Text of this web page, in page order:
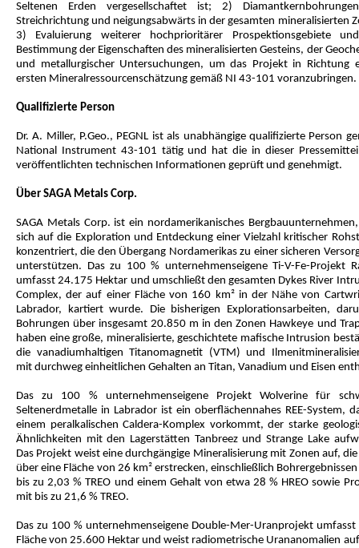
Seltenen Erden vergesellschaftet ist; 2)
Streichrichtung und neigungsabwärts in der gesamten mineralisierten
3) Evaluierung weiterer hochprioritärer Prospektionsgebiete
Bestimmung der Eigenschaften des mineralisierten Gesteins, der
und metallurgischer Untersuchungen, um das Projekt in Richtung
ersten Mineralressourcenschätzung gemäß NI 43-101 voranzubringen.
Qualifizierte Person
Dr. A. Miller, P.Geo., PEGNL ist als unabhängige qualifizierte Person
National Instrument 43-101 tätig und hat die in dieser
veröffentlichten technischen Informationen geprüft und genehmigt.
Über SAGA Metals Corp.
SAGA Metals Corp. ist ein nordamerikanisches
sich auf die Exploration und Entdeckung einer Vielzahl kritischer
konzentriert, die den Übergang Nordamerikas zu einer sicheren
unterstützen. Das zu 100 % unternehmenseigene Ti-V-Fe-Projekt
umfasst 24.175 Hektar und umschließt den gesamten Dykes River
Complex, der auf einer Fläche von 160 km² in der Nähe von
Labrador, kartiert wurde. Die bisherigen Explorationsarbeiten,
Bohrungen über insgesamt 20.850 m in den Zonen Hawkeye und
haben eine große, mineralisierte, geschichtete mafische Intrusion
die vanadiumhaltigen Titanomagnetit (VTM) und
mit durchweg einheitlichen Gehalten an Titan, Vanadium und Eisen
Das zu 100 % unternehmenseigene Projekt Wolverine für
Seltenerdmetalle in Labrador ist ein oberflächennahes REE-System,
einem peralkalischen Caldera-Komplex vorkommt, der starke
Ähnlichkeiten mit den Lagerstätten Tanbreez und Strange Lake
Das Projekt weist eine durchgängige Mineralisierung mit Zonen auf, die
über eine Fläche von 26 km² erstrecken, einschließlich
bis zu 2,03 % TREO und einem Gehalt von etwa 28 % HREO sowie
mit bis zu 21,6 % TREO.
Das zu 100 % unternehmenseigene Double-Mer-Uranprojekt umfasst
Fläche von 25.600 Hektar und weist radiometrische Urananomalien